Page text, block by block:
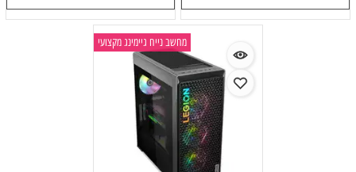
מחשב נייח גיימינג מקצועי